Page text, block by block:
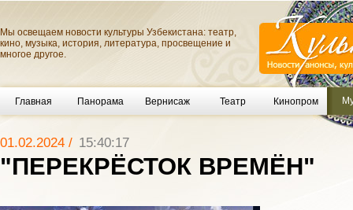
Мы освещаем новости культуры Узбекистана: театр,
кино, музыка, история, литература, просвещение и
многое другое.
Главная Панорама Вернисаж Театр Кинопром
01.02.2024 / 15:40:17
"ПЕРЕКРЁСТОК ВРЕМЁН"